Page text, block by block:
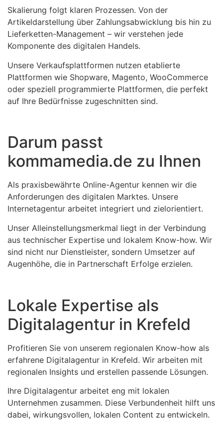
Skalierung folgt klaren Prozessen. Von der
Artikeldarstellung über Zahlungsabwicklung bis hin zu
Lieferketten-Management – wir verstehen jede
Komponente des digitalen Handels.
Unsere Verkaufsplattformen nutzen etablierte
Plattformen wie Shopware, Magento, WooCommerce
oder speziell programmierte Plattformen, die perfekt
auf Ihre Bedürfnisse zugeschnitten sind.
Darum passt
kommamedia.de zu Ihnen
Als praxisbewährte Online-Agentur kennen wir die
Anforderungen des digitalen Marktes. Unsere
Internetagentur arbeitet integriert und zielorientiert.
Unser Alleinstellungsmerkmal liegt in der Verbindung
aus technischer Expertise und lokalem Know-how. Wir
sind nicht nur Dienstleister, sondern Umsetzer auf
Augenhöhe, die in Partnerschaft Erfolge erzielen.
Lokale Expertise als
Digitalagentur in Krefeld
Profitieren Sie von unserem regionalen Know-how als
erfahrene Digitalagentur in Krefeld. Wir arbeiten mit
regionalen Insights und erstellen passende Lösungen.
Ihre Digitalagentur arbeitet eng mit lokalen
Unternehmen zusammen. Diese Verbundenheit hilft uns
dabei, wirkungsvollen, lokalen Content zu entwickeln.